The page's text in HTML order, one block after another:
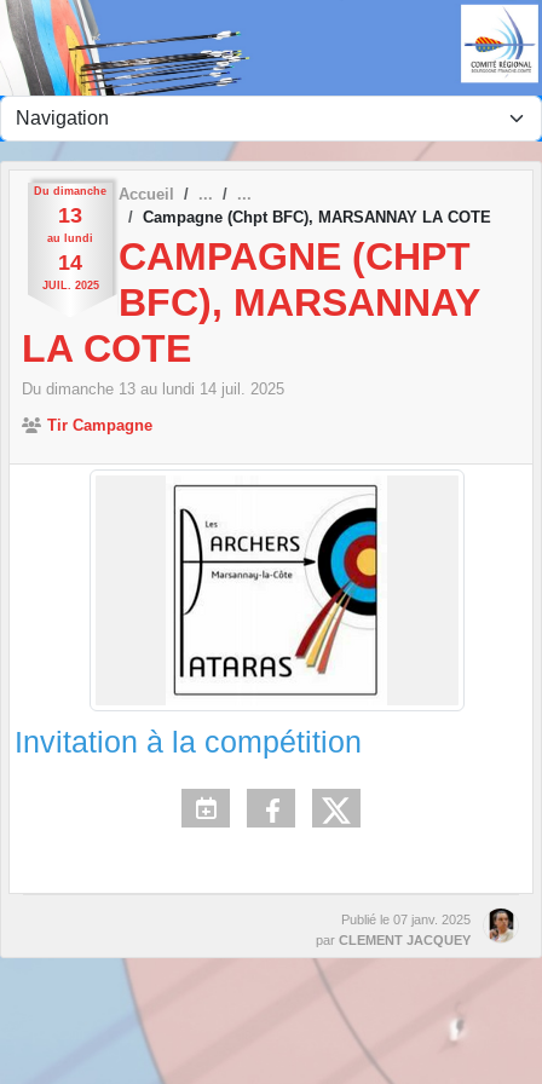
Du dimanche
13
au lundi
14
JUIL. 2025
Accueil
Campagne (Chpt BFC), MARSANNAY LA COTE
CAMPAGNE (CHPT
BFC), MARSANNAY
LA COTE
Du dimanche 13 au lundi 14 juil. 2025
Tir Campagne
Invitation à la compétition
Publié le 07 janv. 2025
par CLEMENT JACQUEY
Panneau de gestion des cookies